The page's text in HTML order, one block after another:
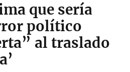
que sería
político
al traslado